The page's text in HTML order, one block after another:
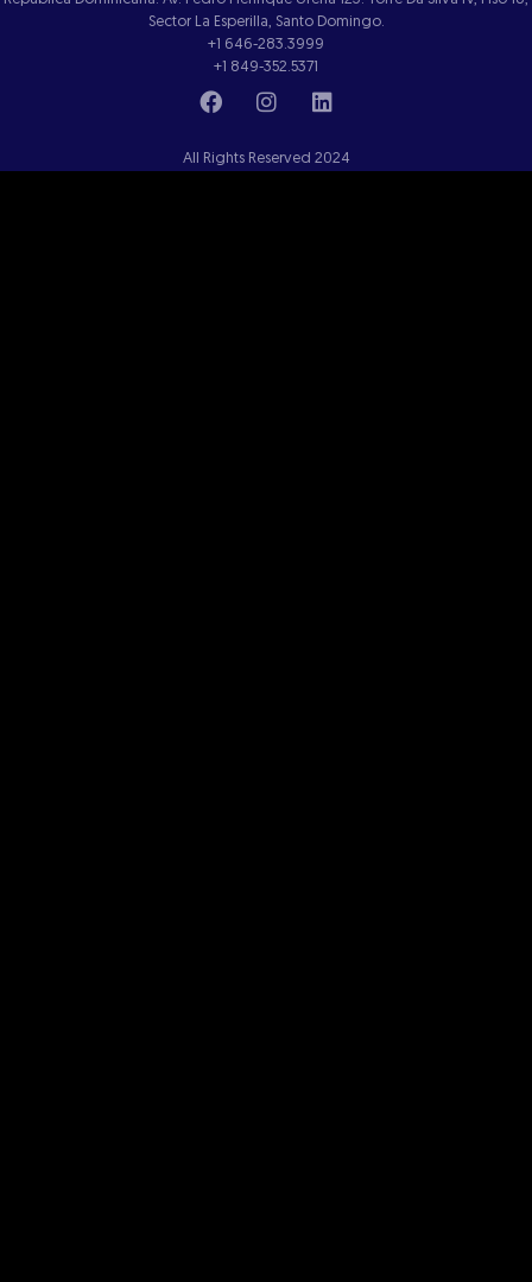
Sector La Esperilla, Santo Domingo.
+1 646-283.3999
+1 849-352.5371
All Rights Reserved 2024